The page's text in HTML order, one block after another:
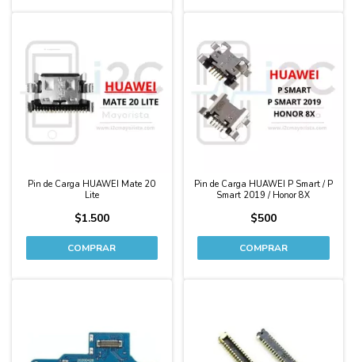
Pin de Carga HUAWEI Mate 20
Lite
$1.500
Pin de Carga HUAWEI P Smart / P
Smart 2019 / Honor 8X
$500